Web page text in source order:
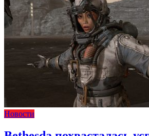
Новости